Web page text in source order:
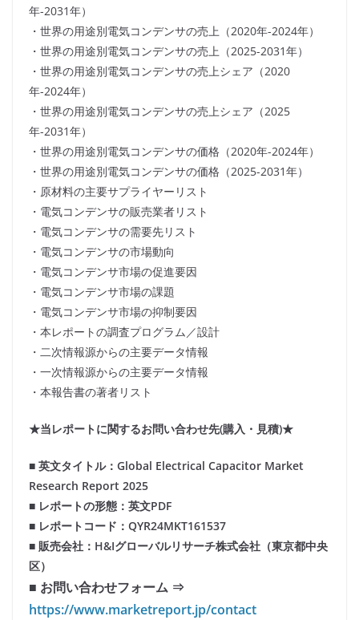
年-2031年）
・世界の用途別電気コンデンサの売上（2020年-2024年）
・世界の用途別電気コンデンサの売上（2025-2031年）
・世界の用途別電気コンデンサの売上シェア（2020
年-2024年）
・世界の用途別電気コンデンサの売上シェア（2025
年-2031年）
・世界の用途別電気コンデンサの価格（2020年-2024年）
・世界の用途別電気コンデンサの価格（2025-2031年）
・原材料の主要サプライヤーリスト
・電気コンデンサの販売業者リスト
・電気コンデンサの需要先リスト
・電気コンデンサの市場動向
・電気コンデンサ市場の促進要因
・電気コンデンサ市場の課題
・電気コンデンサ市場の抑制要因
・本レポートの調査プログラム／設計
・二次情報源からの主要データ情報
・一次情報源からの主要データ情報
・本報告書の著者リスト
★当レポートに関するお問い合わせ先(購入・見積)★
■ 英文タイトル：Global Electrical Capacitor Market
Research Report 2025
■ レポートの形態：英文PDF
■ レポートコード：QYR24MKT161537
■ 販売会社：H&Iグローバルリサーチ株式会社（東京都中央
区）
■ お問い合わせフォーム ⇒
https://www.marketreport.jp/contact